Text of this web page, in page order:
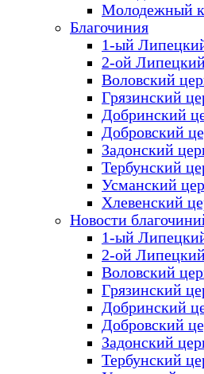
Молодежный
Благочиния
1-ый
2-ой
Воловский
Грязинский
Добринский
Добровский
Задонский
Тербунский
Усманский
Хлевенский
Новости
1-ый
2-ой
Воловский
Грязинский
Добринский
Добровский
Задонский
Тербунский